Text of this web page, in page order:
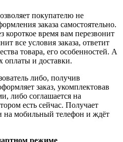
покупателю не
заказа самостоятельно.
короткое время вам перезвонит
все условия заказа, ответит
товара, его особенностей. А
оплаты и доставки.
либо, получив
заказ, укомплектовав
либо соглашается на
есть сейчас. Получает
на мобильный телефон и ждёт